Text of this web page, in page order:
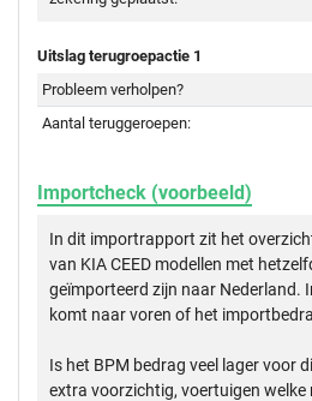
Uitslag terugroepactie 1
Probleem verholpen?
Aantal teruggeroepen:
Importcheck (voorbeeld)
In dit importrapport zit het
van KIA CEED modellen met
geïmporteerd zijn naar Nederland.
komt naar voren of het
Is het BPM bedrag veel lager voor
extra voorzichtig, voertuigen welke